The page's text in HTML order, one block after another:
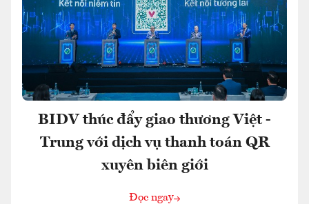
BIDV thúc đẩy giao thương Việt -
Trung với dịch vụ thanh toán QR
xuyên biên giới
Đọc ngay